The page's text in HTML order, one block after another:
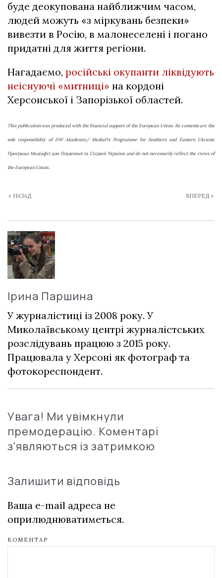
буде деокупована найближчим часом,
людей можуть «з міркувань безпеки»
вивезти в Росію, в малонеселені і погано
придатні для життя регіони.
Нагадаємо, російські окупанти ліквідують
неіснуючі «митниці» на кордоні
Херсонської і Запорізької областей.
This publication was produced with the financial support of the European Union. Its contents are the
sole responsibility of DW Akademie/ MediaFit Programme for Southern and Eastern Ukraine
Програма Медіафіт для Південної та Східної України and do not necessarily reflect the views of
the European Union..
« НАЗАД ВПЕРЕД »
Ірина Паршина
У журналістиці із 2008 року. У
Миколаївському центрі журналістських
розслідувань працюю з 2015 року.
Працювала у Херсоні як фотограф та
фотокореспондент.
Увага! Ми увімкнули
премодерацію. Коментарі
з'являються із затримкою
Залишити відповідь
Ваша e-mail адреса не
оприлюднюватиметься.
КОМЕНТАР